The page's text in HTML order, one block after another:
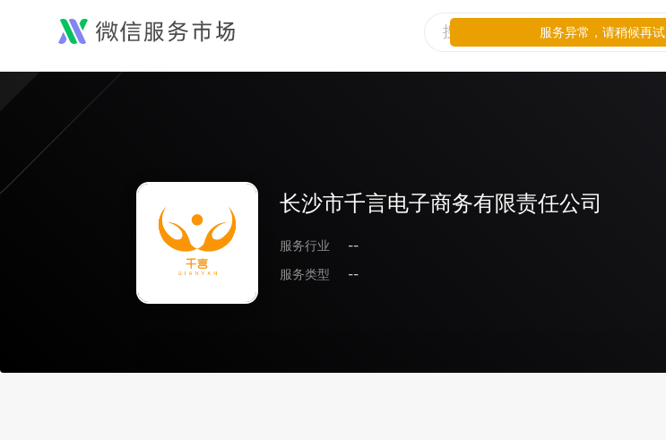
长沙市千言电子商务有限责任公司
服务行业
--
服务类型
--
服务异常，请稍候再试